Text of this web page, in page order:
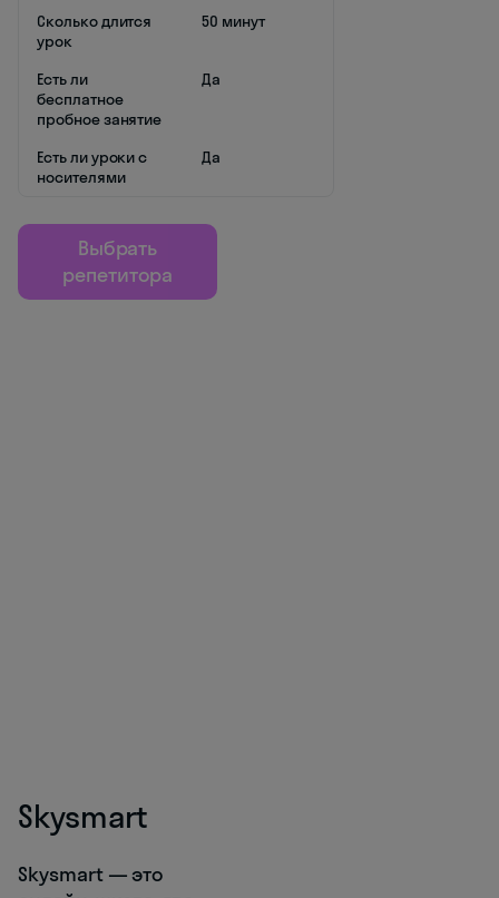
Сколько длится
урок
50 минут
Есть ли
бесплатное
пробное занятие
Да
Есть ли уроки с
носителями
Да
Выбрать
репетитора
Skysmart
Skysmart — это